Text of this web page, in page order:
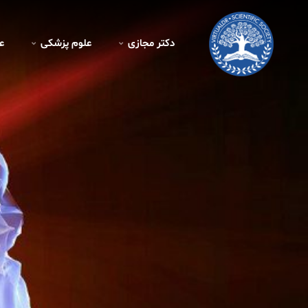
دکتر مجازی علوم پزشکی